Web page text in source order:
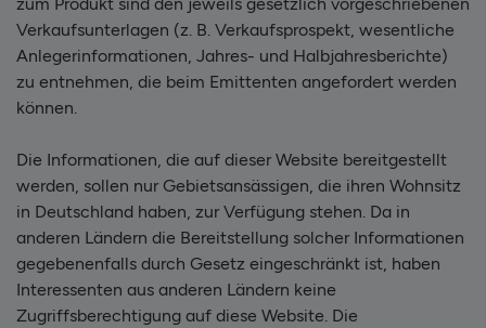
zum Produkt sind den jeweils gesetzlich vorgeschriebenen
Verkaufsunterlagen (z. B. Verkaufsprospekt, wesentliche
Anlegerinformationen, Jahres- und Halbjahresberichte)
zu entnehmen, die beim Emittenten angefordert werden
können.
Die Informationen, die auf dieser Website bereitgestellt
werden, sollen nur Gebietsansässigen, die ihren Wohnsitz
in Deutschland haben, zur Verfügung stehen. Da in
anderen Ländern die Bereitstellung solcher Informationen
gegebenenfalls durch Gesetz eingeschränkt ist, haben
Interessenten aus anderen Ländern keine
Zugriffsberechtigung auf diese Website. Die